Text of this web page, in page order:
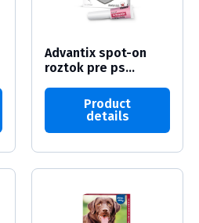
Advantix spot-on
roztok pre ps...
Product
details